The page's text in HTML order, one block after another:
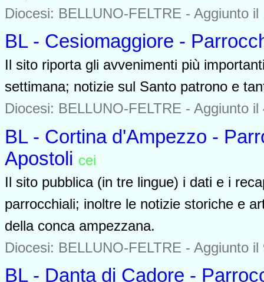
Diocesi: BELLUNO-FELTRE - Aggiunto il
BL - Cesiomaggiore -
Il sito riporta gli avvenimenti più
settimana; notizie sul Santo patrono e
Diocesi: BELLUNO-FELTRE - Aggiunto il
BL - Cortina d'Ampezzo -
Apostoli cei
Il sito pubblica (in tre lingue) i dati e i
parrocchiali; inoltre le notizie storiche e
della conca ampezzana.
Diocesi: BELLUNO-FELTRE - Aggiunto il
BL - Danta di Cadore -